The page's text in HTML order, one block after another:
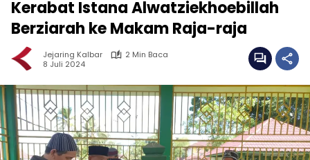
Kerabat Istana Alwatziekhoebillah
Berziarah ke Makam Raja-raja
Jejaring Kalbar
2 Min Baca
8 Juli 2024